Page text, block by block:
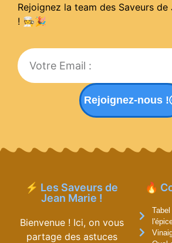
Rejoignez la team des Saveurs de
! 🧑‍🍳🎉
Rejoignez-nous !
⚡ Les Saveurs de
Jean Marie !
Bienvenue ! Ici, on vous
partage des astuces
🔥